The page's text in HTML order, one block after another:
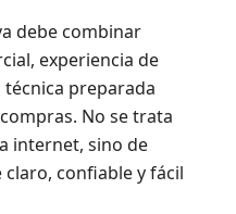
debe combinar
experiencia de
preparada
No se trata
internet, sino de
confiable y fácil